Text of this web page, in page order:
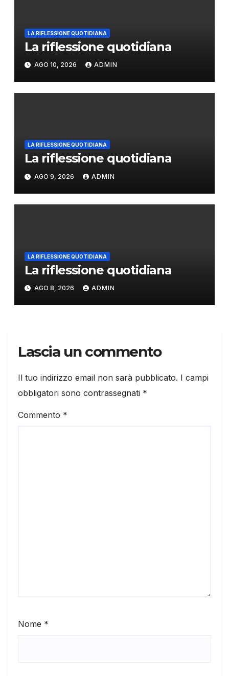
LA RIFLESSIONE QUOTIDIANA
La riflessione quotidiana
AGO 10, 2026 ADMIN
LA RIFLESSIONE QUOTIDIANA
La riflessione quotidiana
AGO 9, 2026 ADMIN
LA RIFLESSIONE QUOTIDIANA
La riflessione quotidiana
AGO 8, 2026 ADMIN
Lascia un commento
Il tuo indirizzo email non sarà pubblicato. I campi
obbligatori sono contrassegnati *
Commento *
Nome *